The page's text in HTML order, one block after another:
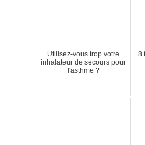
Utilisez-vous trop votre
inhalateur de secours pour
l'asthme ?
8